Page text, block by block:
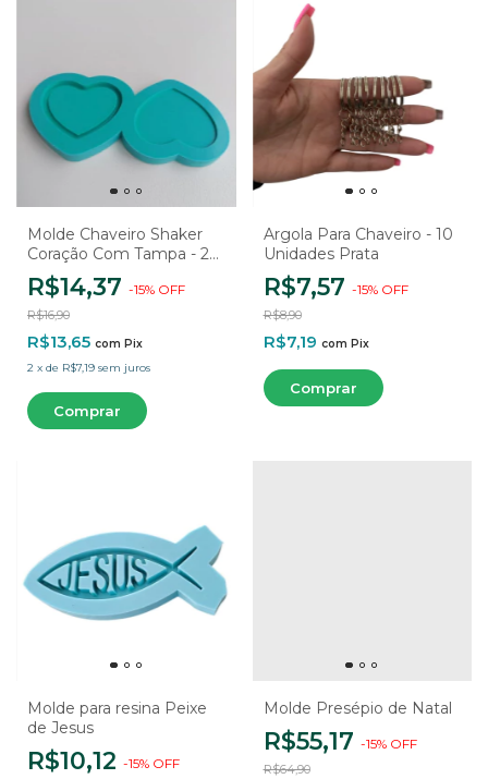
Molde Chaveiro Shaker
Coração Com Tampa - 2
Cavidades
R$14,37 -15% OFF
R$16,90
R$13,65 com Pix
2 x de R$7,19 sem juros
Argola Para Chaveiro - 10
Unidades Prata
R$7,57 -15% OFF
R$8,90
R$7,19 com Pix
Molde para resina Peixe
de Jesus
R$10,12 -15% OFF
Molde Presépio de Natal
R$55,17 -15% OFF
R$64,90